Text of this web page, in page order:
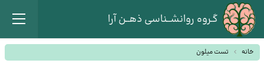
گـروه روانشــناسی ذهــن آرا
خانه تست میلون